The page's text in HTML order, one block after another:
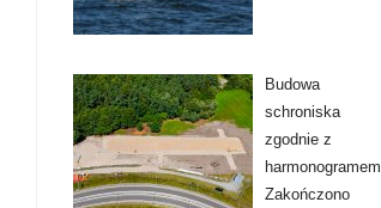
Budowa
schroniska
zgodnie z
harmonogramem.
Zakończono